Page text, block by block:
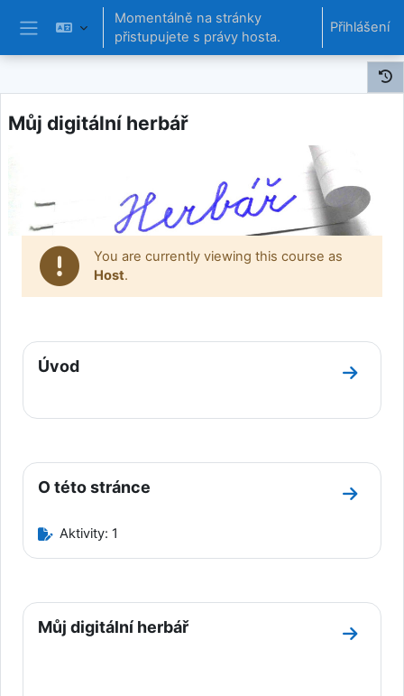
Přejít k hlavnímu obsahu
Boční panel
Momentálně na stránky
přistupujete s právy hosta.
Přihlášení
Můj digitální herbář
You are currently viewing this course as
Host.
Osnova sekce
Úvod
Přejít
O této stránce
Přejít
Aktivity: 1
Můj digitální herbář
Přejít